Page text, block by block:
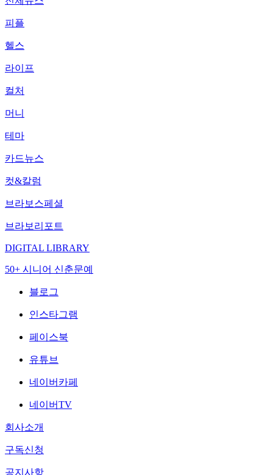
피플
헬스
라이프
컬처
머니
테마
카드뉴스
컷&칼럼
브라보스페셜
브라보리포트
DIGITAL LIBRARY
50+ 시니어 신춘문예
블로그
인스타그램
페이스북
유튜브
네이버카페
네이버TV
회사소개
구독신청
공지사항